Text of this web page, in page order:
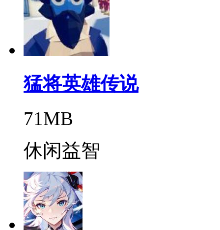
猛将英雄传说
71MB
休闲益智